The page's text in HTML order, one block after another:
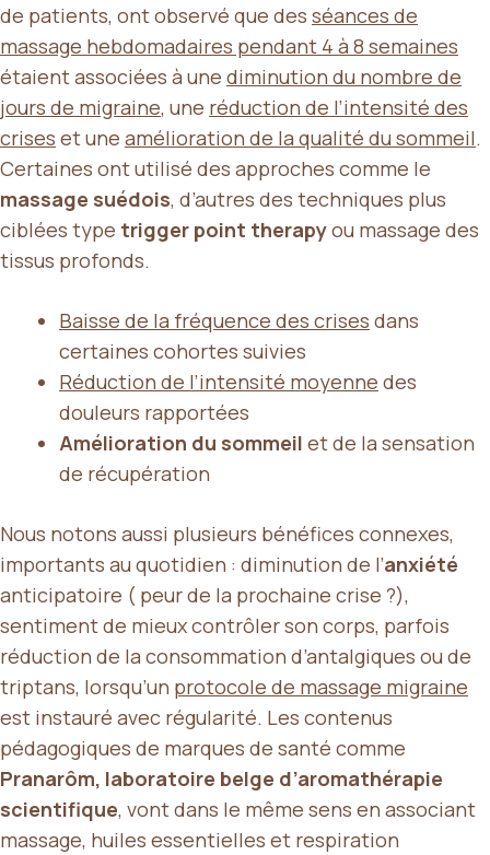
de patients, ont observé que des séances de
massage hebdomadaires pendant 4 à 8 semaines
étaient associées à une diminution du nombre de
jours de migraine, une réduction de l’intensité des
crises et une amélioration de la qualité du sommeil.
Certaines ont utilisé des approches comme le
massage suédois, d’autres des techniques plus
ciblées type trigger point therapyou massage des
tissus profonds.
Baisse de la fréquence des crises dans
certaines cohortes suivies
Réduction de l’intensité moyenne des
douleurs rapportées
Amélioration du sommeil et de la sensation
de récupération
Nous notons aussi plusieurs bénéfices connexes,
importants au quotidien : diminution de l’anxiété
anticipatoire ( peur de la prochaine crise ?),
sentiment de mieux contrôler son corps, parfois
réduction de la consommation d’antalgiques ou de
triptans, lorsqu’un protocole de massage migraine
est instauré avec régularité. Les contenus
pédagogiques de marques de santé comme
Pranarôm, laboratoire belge d’aromathérapie
scientifique, vont dans le même sens en associant
massage, huiles essentielles et respiration